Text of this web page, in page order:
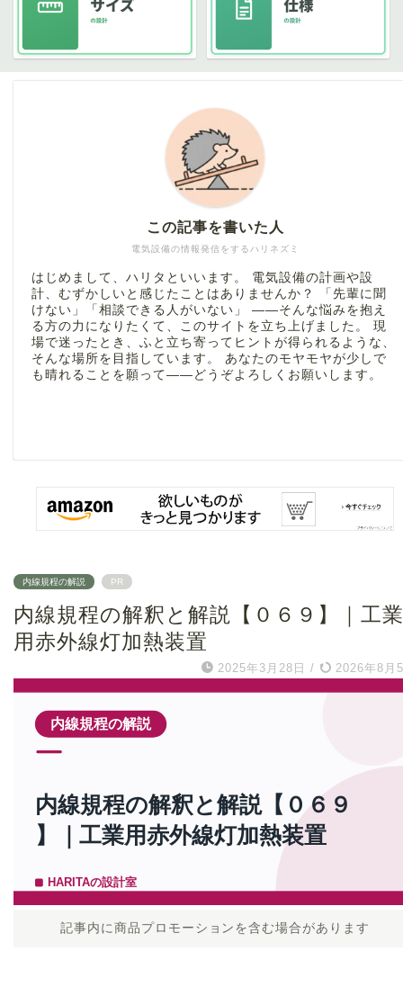
電気設備の情報発信をするハリネズミ
この記事を書いた人
はじめまして、ハリタといいます。 電気設備の計画や設
計、むずかしいと感じたことはありませんか？ 「先輩に聞
けない」「相談できる人がいない」 ――そんな悩みを抱え
る方の力になりたくて、このサイトを立ち上げました。 現
場で迷ったとき、ふと立ち寄ってヒントが得られるような、
そんな場所を目指しています。 あなたのモヤモヤが少しで
も晴れることを願って――どうぞよろしくお願いします。
内線規程の解説 PR
内線規程の解釈と解説【０６９】｜工業
用赤外線灯加熱装置
2025年3月28日 / 2026年8月
記事内に商品プロモーションを含む場合があります